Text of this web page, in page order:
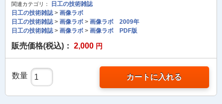
関連カテゴリ：
日工の技術雑誌
日工の技術雑誌> 画像ラボ
日工の技術雑誌> 画像ラボ > 画像ラボ 2009年
日工の技術雑誌> 画像ラボ > 画像ラボ PDF版
販売価格(税込)： 2,000 円
数量 カートに入れる